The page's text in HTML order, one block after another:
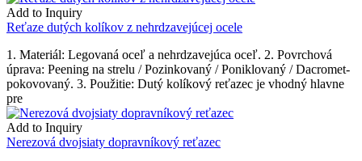
Add to Inquiry
Reťaze dutých kolíkov z nehrdzavejúcej ocele
1. Materiál: Legovaná oceľ a nehrdzavejúca oceľ. 2. Povrchová
úprava: Peening na strelu / Pozinkovaný / Poniklovaný / Dacromet-
pokovovaný. 3. Použitie: Dutý kolíkový reťazec je vhodný hlavne
pre
Add to Inquiry
Nerezová dvojsiaty dopravníkový reťazec